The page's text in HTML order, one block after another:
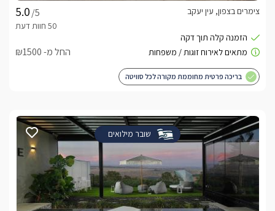
/5
צימרים בצפון, עין יעקב
החל מ- ₪1500
בריכה פרטית מחוממת מקורה לכל סוויטה
שובר מילואים